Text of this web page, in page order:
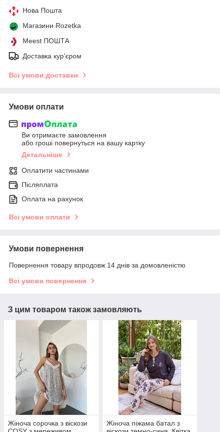
Нова Пошта
Магазини Rozetka
Meest ПОШТА
Доставка кур'єром
Всі умови доставки
Умови оплати
Ви отримаєте замовлення
або гроші повернуться на вашу картку
Детальніше
Оплатити частинами
Післяплата
Оплата на рахунок
Всі умови оплати
Умови повернення
Повернення товару впродовж 14 днів за домовленістю
Всі умови повернення
З цим товаром також замовляють
Жіноча сорочка з віскози
Жіноча піжама батал з